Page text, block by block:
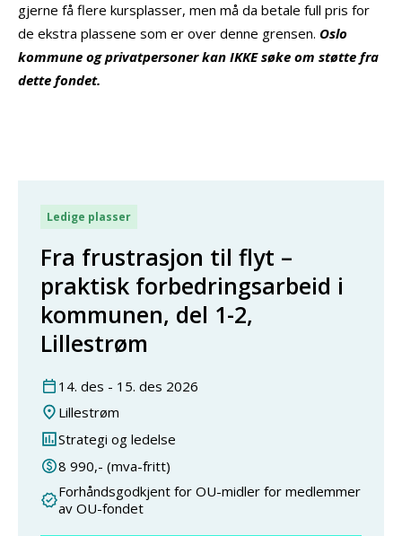
gjerne få flere kursplasser, men må da betale full pris for
de ekstra plassene som er over denne grensen. Oslo
kommune og privatpersoner kan IKKE søke om støtte fra
dette fondet.
Ledige plasser
Fra frustrasjon til flyt –
praktisk forbedringsarbeid i
kommunen, del 1-2,
Lillestrøm
14. des - 15. des 2026
Lillestrøm
Strategi og ledelse
8 990,- (mva-fritt)
Forhåndsgodkjent for OU-midler for medlemmer
av OU-fondet